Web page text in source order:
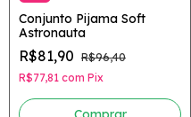
Conjunto Pijama Soft
Astronauta
R$81,90 R$96,40
R$77,81 com Pix